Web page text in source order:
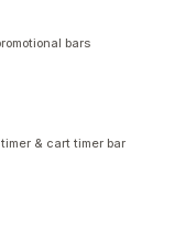
bars
& cart timer bar